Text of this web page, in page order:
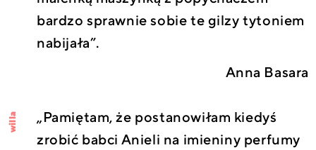
bardzo sprawnie sobie te gilzy tytoniem
nabijała”.
Anna Basara
„Pamiętam, że postanowiłam kiedyś
zrobić babci Anieli na imieniny perfumy
willa